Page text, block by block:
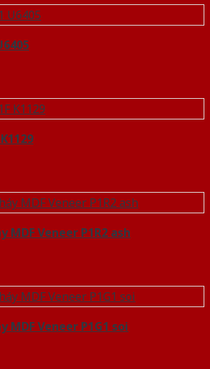
MDF Veneer P1R2 ash
MDF Veneer P1G1 soi